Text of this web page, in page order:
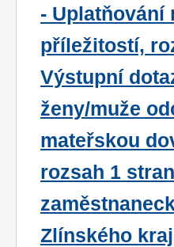
- Uplatňování
příležitostí,
Výstupní
ženy/muže
mateřskou
rozsah 1
Zlínského